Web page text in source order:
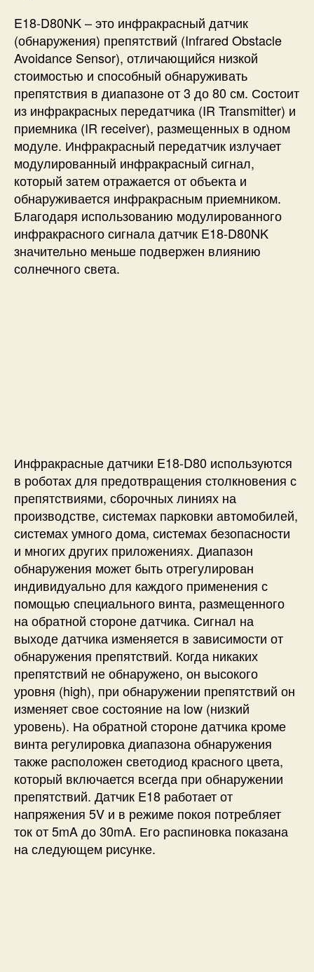
E18-D80NK – это инфракрасный датчик
(обнаружения) препятствий (Infrared Obstacle
Avoidance Sensor), отличающийся низкой
стоимостью и способный обнаруживать
препятствия в диапазоне от 3 до 80 см. Состоит
из инфракрасных передатчика (IR Transmitter) и
приемника (IR receiver), размещенных в одном
модуле. Инфракрасный передатчик излучает
модулированный инфракрасный сигнал,
который затем отражается от объекта и
обнаруживается инфракрасным приемником.
Благодаря использованию модулированного
инфракрасного сигнала датчик E18-D80NK
значительно меньше подвержен влиянию
солнечного света.
Инфракрасные датчики E18-D80 используются
в роботах для предотвращения столкновения с
препятствиями, сборочных линиях на
производстве, системах парковки автомобилей,
системах умного дома, системах безопасности
и многих других приложениях. Диапазон
обнаружения может быть отрегулирован
индивидуально для каждого применения с
помощью специального винта, размещенного
на обратной стороне датчика. Сигнал на
выходе датчика изменяется в зависимости от
обнаружения препятствий. Когда никаких
препятствий не обнаружено, он высокого
уровня (high), при обнаружении препятствий он
изменяет свое состояние на low (низкий
уровень). На обратной стороне датчика кроме
винта регулировка диапазона обнаружения
также расположен светодиод красного цвета,
который включается всегда при обнаружении
препятствий. Датчик E18 работает от
напряжения 5V и в режиме покоя потребляет
ток от 5mA до 30mA. Его распиновка показана
на следующем рисунке.